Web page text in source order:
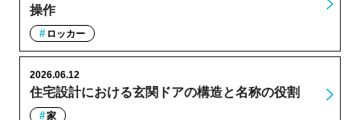
操作
ロッカー
住宅設計における玄関ドアの構造と名称の役割
2026.06.12
家